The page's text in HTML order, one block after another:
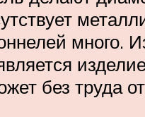
много.
без труда